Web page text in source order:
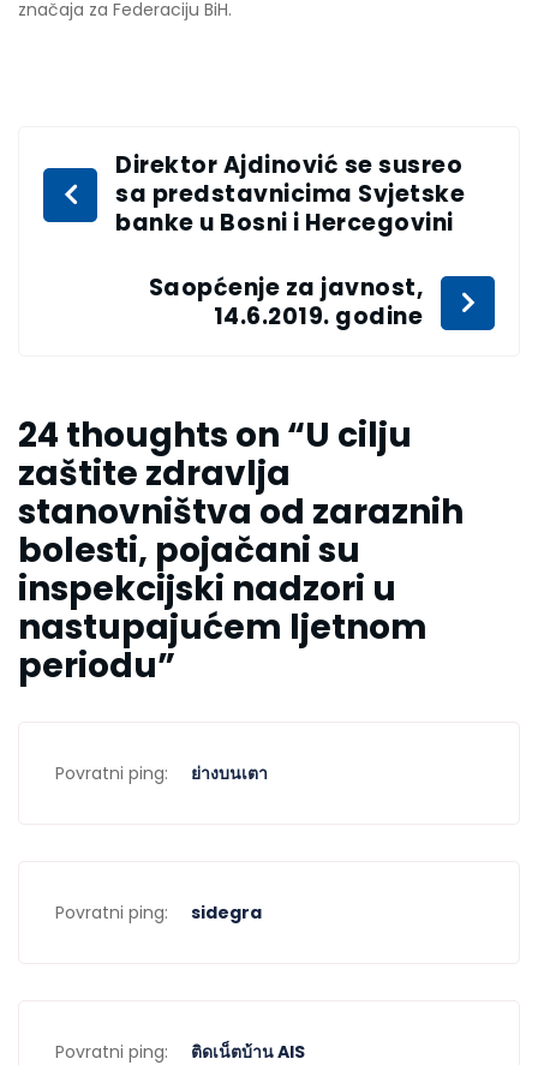
značaja za Federaciju BiH.
Direktor Ajdinović se susreo
sa predstavnicima Svjetske
banke u Bosni i Hercegovini
Saopćenje za javnost,
14.6.2019. godine
24 thoughts on “U cilju
zaštite zdravlja
stanovništva od zaraznih
bolesti, pojačani su
inspekcijski nadzori u
nastupajućem ljetnom
periodu”
Povratni ping: ย่างบนเตา
Povratni ping: sidegra
Povratni ping: ติดเน็ตบ้าน AIS